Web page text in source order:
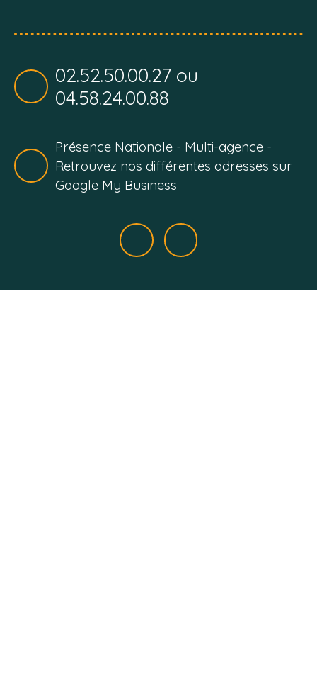
02.52.50.00.27 ou
04.58.24.00.88
Présence Nationale - Multi-agence -
Retrouvez nos différentes adresses sur
Google My Business